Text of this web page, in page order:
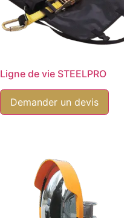
Ligne de vie STEELPRO
Demander un devis